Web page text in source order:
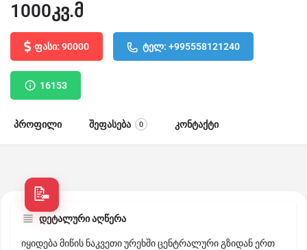
1000კვ.მ
ფასი: 90000 ტელ: +995558121240
16153
პროფილი შეფასება 0 კონტაქტი
დეტალური აღწერა
იყიდება მიწის ნაკვეთი ურეხში ცენტრალური გზიდან ერთ